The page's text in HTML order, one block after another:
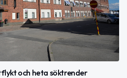
och heta söktrender